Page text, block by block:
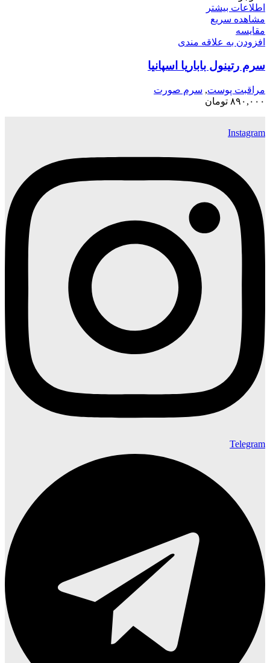
اطلاعات بیشتر
مشاهده سریع
مقایسه
افزودن به علاقه مندی
سرم رتینول باباریا اسپانیا
مراقبت پوست, سرم صورت
۸۹۰,۰۰۰ تومان
Instagram
Telegram